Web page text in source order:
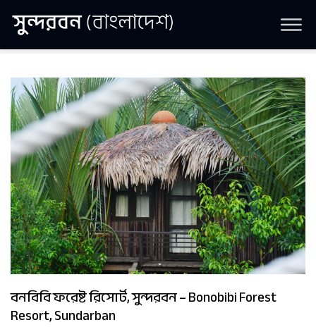
বনবিবি ফরেষ্ট রিসোর্ট, সুন্দরবন – Bonobibi Forest
Resort, Sundarban